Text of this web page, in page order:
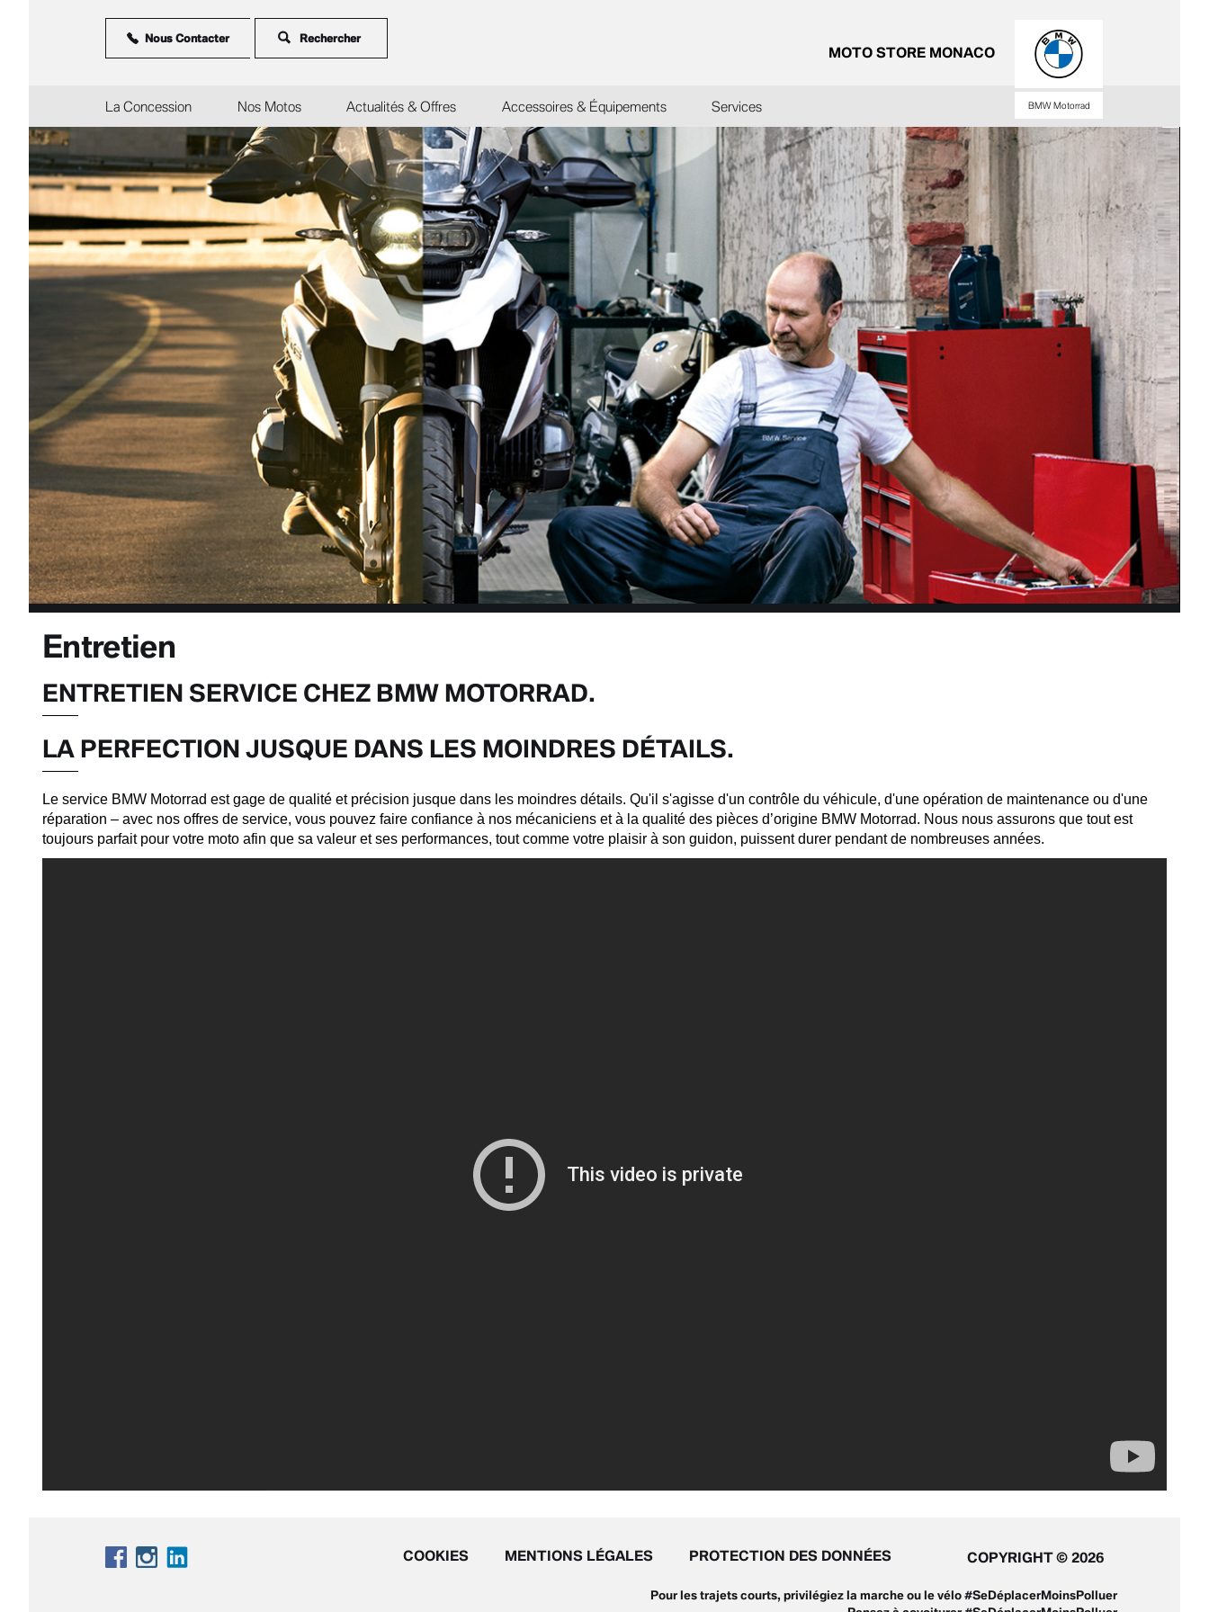
MOTO STORE MONACO
BMW Motorrad
Nous Contacter
La Concession Nos Motos Actualités & Offres Accessoires & Équipements Services
Entretien
ENTRETIEN SERVICE CHEZ BMW MOTORRAD.
LA PERFECTION JUSQUE DANS LES MOINDRES DÉTAILS.
Le service BMW Motorrad est gage de qualité et précision jusque dans les moindres détails. Qu'il s'agisse d'un contrôle du véhicule, d'une opération de maintenance ou d'une
réparation – avec nos offres de service, vous pouvez faire confiance à nos mécaniciens et à la qualité des pièces d’origine BMW Motorrad. Nous nous assurons que tout est
toujours parfait pour votre moto afin que sa valeur et ses performances, tout comme votre plaisir à son guidon, puissent durer pendant de nombreuses années.
COOKIES MENTIONS LÉGALES PROTECTION DES DONNÉES COPYRIGHT © 2026
Pour les trajets courts, privilégiez la marche ou le vélo #SeDéplacerMoinsPolluer